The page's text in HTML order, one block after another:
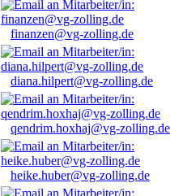
finanzen@vg-zolling.de
diana.hilpert@vg-zolling.de
qendrim.hoxhaj@vg-zolling.de
heike.huber@vg-zolling.de